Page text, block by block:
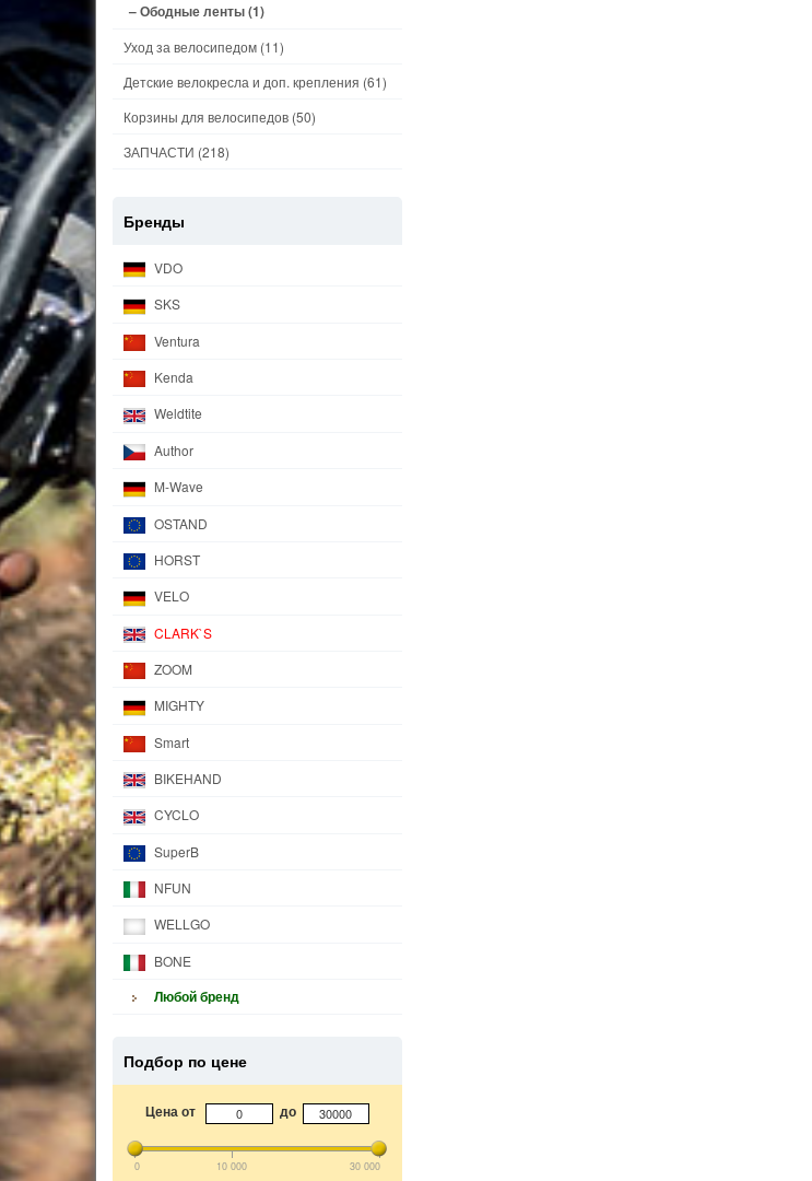
– Ободные ленты(1)
Уход за велосипедом (11)
Детские велокресла и доп. крепления (61)
Корзины для велосипедов (50)
ЗАПЧАСТИ (218)
Бренды
VDO
SKS
Ventura
Kenda
Weldtite
Author
M-Wave
OSTAND
HORST
VELO
CLARK`S
ZOOM
MIGHTY
Smart
BIKEHAND
CYCLO
SuperB
NFUN
WELLGO
BONE
Любой бренд
Подбор по цене
Цена от до
0 10 000 30 000